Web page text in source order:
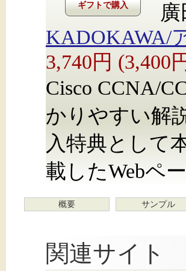
ギフトで購入
KADOKAWA/
3,740円 (3,400
Cisco CCNA/
かりやすい解
入特典として
載したWebペ
概要 サンプル
関連サイト